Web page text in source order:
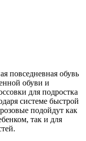
повседневная обувь
обуви и
для подростка
системе быстрой
подойдут как
так и для